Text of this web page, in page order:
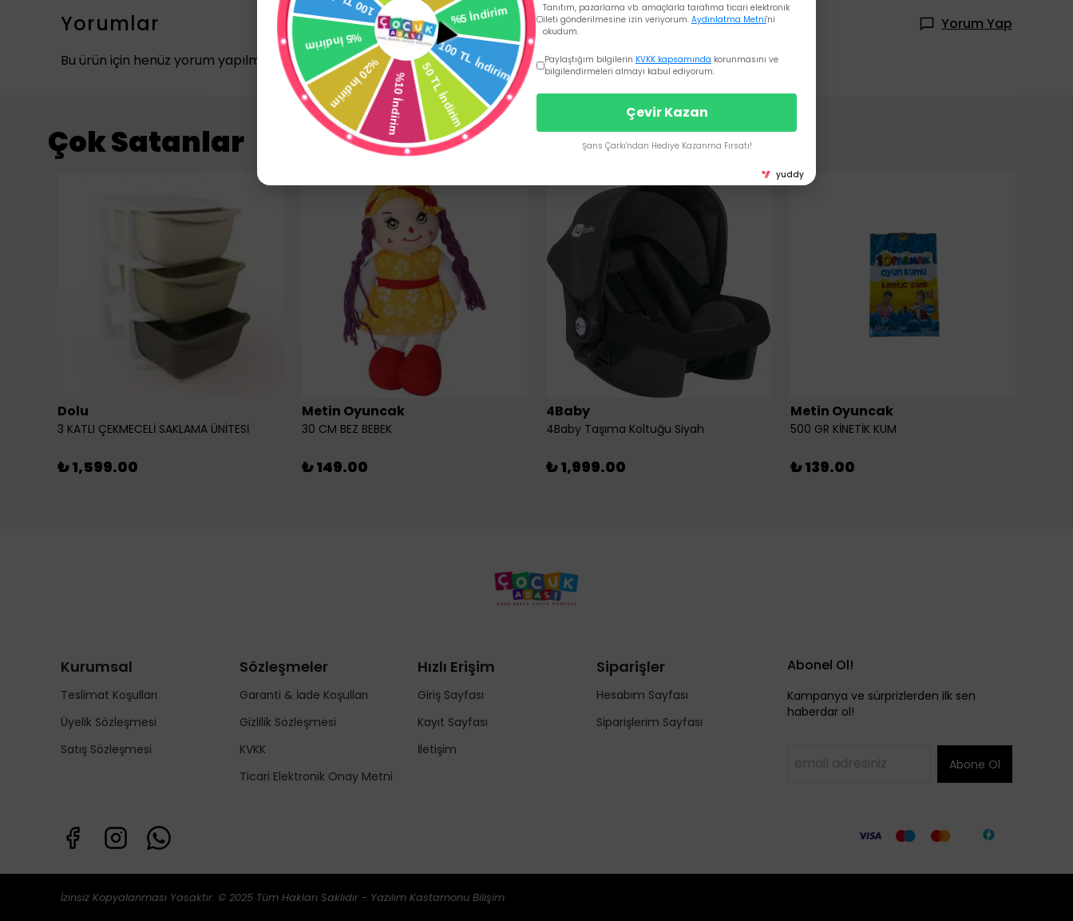
Yorumlar
Yorum Yap
Bu ürün için henüz yorum yapılmamış.
Çok Satanlar
Dolu
3 KATLI ÇEKMECELİ SAKLAMA ÜNİTESİ
₺ 1,599.00
Metin Oyuncak
30 CM BEZ BEBEK
₺ 149.00
4Baby
4Baby Taşıma Koltuğu Siyah
₺ 1,999.00
Metin Oyuncak
500 GR KİNETİK KUM
₺ 139.00
Kurumsal
Teslimat Koşulları
Üyelik Sözleşmesi
Satış Sözleşmesi
Sözleşmeler
Garanti & İade Koşulları
Gizlilik Sözleşmesi
KVKK
Ticari Elektronik Onay Metni
Hızlı Erişim
Giriş Sayfası
Kayıt Sayfası
İletişim
Siparişler
Hesabım Sayfası
Siparişlerim Sayfası
Abonel Ol!
Kampanya ve sürprizlerden ilk sen
haberdar ol!
Abone Ol
İzinsiz Kopyalanması Yasaktır. © 2025 Tüm Hakları Saklıdır - Yazılım Kastamonu Bilişim
Tanıtım, pazarlama vb. amaçlarla tarafıma ticari elektronik
ileti gönderilmesine izin veriyorum. Aydınlatma Metni'ni
okudum.
Paylaştığım bilgilerin KVKK kapsamında korunmasını ve
bilgilendirmeleri almayı kabul ediyorum.
Çevir Kazan
Şans Çarkı'ndan Hediye Kazanma Fırsatı!
yuddy